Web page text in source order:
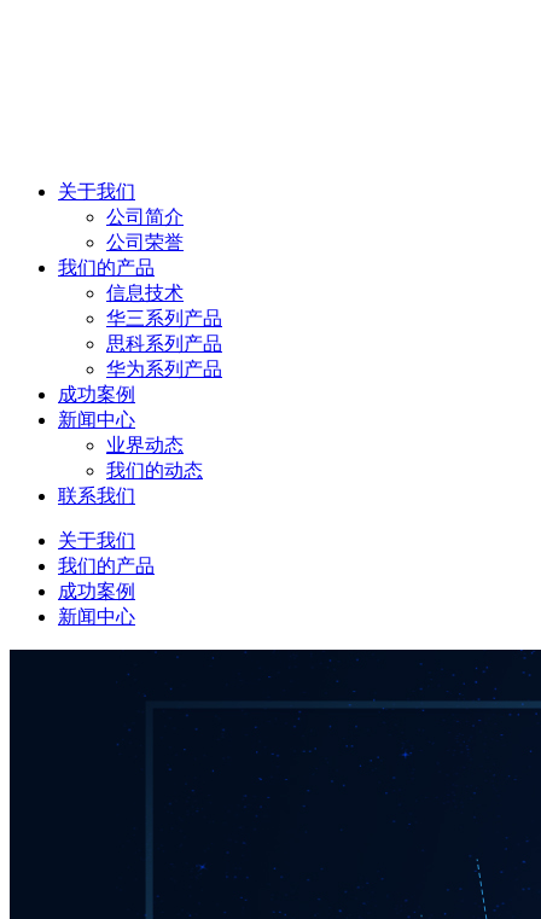
关于我们
公司简介
公司荣誉
我们的产品
信息技术
华三系列产品
思科系列产品
华为系列产品
成功案例
新闻中心
业界动态
我们的动态
联系我们
关于我们
我们的产品
成功案例
新闻中心